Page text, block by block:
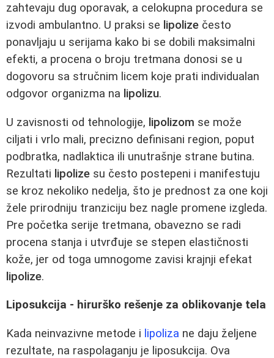
zahtevaju dug oporavak, a celokupna procedura se
izvodi ambulantno. U praksi se lipolize često
ponavljaju u serijama kako bi se dobili maksimalni
efekti, a procena o broju tretmana donosi se u
dogovoru sa stručnim licem koje prati individualan
odgovor organizma na lipolizu.
U zavisnosti od tehnologije, lipolizom se može
ciljati i vrlo mali, precizno definisani region, poput
podbratka, nadlaktica ili unutrašnje strane butina.
Rezultati lipolize su često postepeni i manifestuju
se kroz nekoliko nedelja, što je prednost za one koji
žele prirodniju tranziciju bez nagle promene izgleda.
Pre početka serije tretmana, obavezno se radi
procena stanja i utvrđuje se stepen elastičnosti
kože, jer od toga umnogome zavisi krajnji efekat
lipolize.
Liposukcija - hirurško rešenje za oblikovanje tela
Kada neinvazivne metode i lipoliza ne daju željene
rezultate, na raspolaganju je liposukcija. Ova